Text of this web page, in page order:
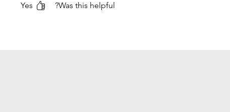
Was this helpful?
Yes